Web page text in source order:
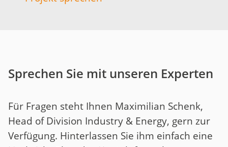
Sprechen Sie mit unseren Experten
Für Fragen steht Ihnen Maximilian Schenk,
Head of Division Industry & Energy, gern zur
Verfügung. Hinterlassen Sie ihm einfach eine